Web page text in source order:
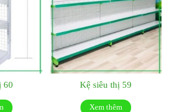
60 Kệ siêu thị 59
Xem thêm